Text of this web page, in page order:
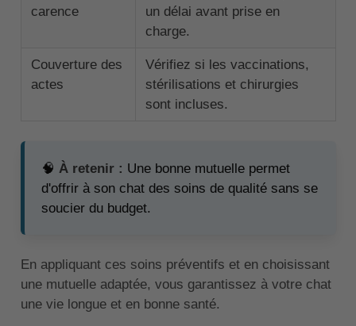
carence
un délai avant prise en
charge.
Couverture des
actes
Vérifiez si les vaccinations,
stérilisations et chirurgies
sont incluses.
🧠 À retenir : Une bonne mutuelle permet
d'offrir à son chat des soins de qualité sans se
soucier du budget.
En appliquant ces soins préventifs et en choisissant
une mutuelle adaptée, vous garantissez à votre chat
une vie longue et en bonne santé.